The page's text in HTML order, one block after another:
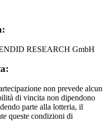
RESEARCH GmbH
non prevede alcun
di vincita non dipendono
parte alla lotteria, il
queste condizioni di